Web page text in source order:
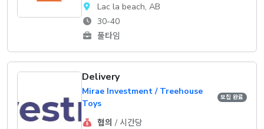
Lac la beach, AB
30-40
풀타임
Delivery
Mirae Investment / Treehouse
Toys
모집 완료
협의 / 시간당